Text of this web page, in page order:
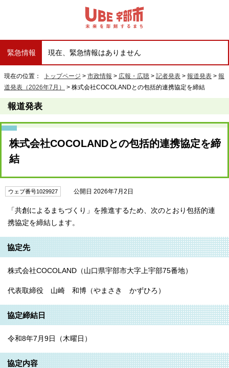
緊急情報 現在、緊急情報はありません
現在の位置： トップページ > 市政情報 > 広報・広聴 > 記者発表 > 報道発表 > 報
道発表（2026年7月）
> 株式会社COCOLANDとの包括的連携協定を締結
報道発表
株式会社COCOLANDとの包括的連携協定を締
結
ウェブ番号1029927 公開日 2026年7月2日
「共創によるまちづくり」を推進するため、次のとおり包括的連
携協定を締結します。
協定先
株式会社COCOLAND（山口県宇部市大字上宇部75番地）
代表取締役 山崎 和博（やまさき かずひろ）
協定締結日
令和8年7月9日（木曜日）
協定内容